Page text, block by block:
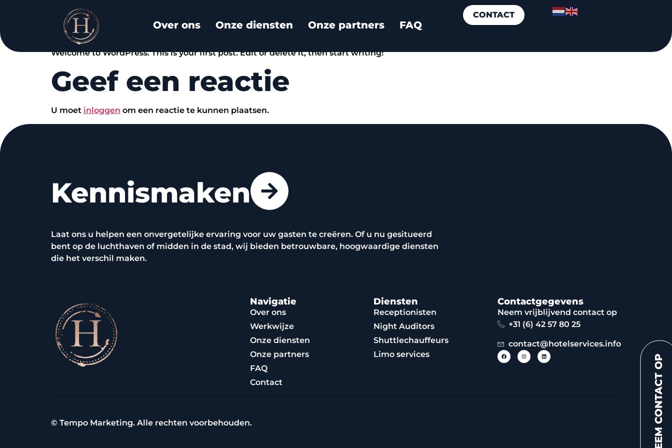
Over ons Onze diensten Onze partners FAQ
CONTACT
NEEM CONTACT OP
Hello world!
Welcome to WordPress. This is your first post. Edit or delete it, then start writing!
Geef een reactie
U moet inloggen om een reactie te kunnen plaatsen.
Kennismaken
Laat ons u helpen een onvergetelijke ervaring voor uw gasten te creëren. Of u nu gesitueerd
bent op de luchthaven of midden in de stad, wij bieden betrouwbare, hoogwaardige diensten
die het verschil maken.
Navigatie
Over ons
Werkwijze
Onze diensten
Onze partners
FAQ
Contact
Diensten
Receptionisten
Night Auditors
Shuttlechauffeurs
Limo services
Contactgegevens
Neem vrijblijvend contact op
+31 (6) 42 57 80 25
contact@hotelservices.info
© Tempo Marketing. Alle rechten voorbehouden.